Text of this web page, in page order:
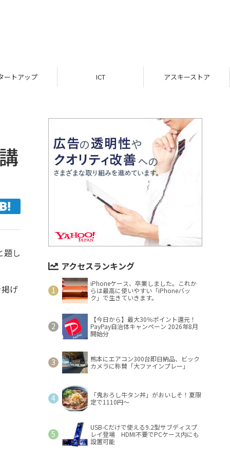
ICT アスキーストア インフォメーション
題し
げ
アクセスランキング
iPhoneケース、卒業しました。これか
らは最高に使いやすい「iPhoneバッ
ク」で生きていきます。
【今日から】最大30％ポイント還元！
PayPay自治体キャンペーン 2026年8月
開始分
熊本にエアコン300台即日納品、ビック
カメラに称賛「大ファインプレー」
「鬼おろし牛タン丼」がおいしそ！夏限
定で1110円～
USB-Cだけで使える9.2型サブディスプ
レイ登場 HDMI不要でPCケース内にも
設置可能